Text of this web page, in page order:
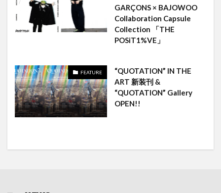
GARÇONS × BAJOWOO
Collaboration Capsule
Collection 「THE
POSiT1%VE」
FEATURE
“QUOTATION” IN THE
ART 新装刊 &
“QUOTATION” Gallery
OPEN!!